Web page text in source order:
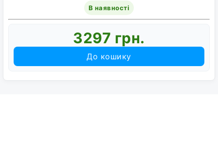
В наявності
3297 грн.
До кошику